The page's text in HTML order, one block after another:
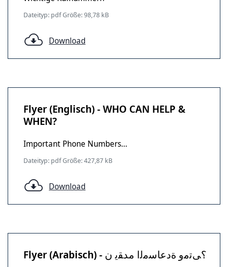
Dateityp: pdf Größe: 98,78 kB
Download
Flyer (Englisch) - WHO CAN HELP &
WHEN?
Important Phone Numbers...
Dateityp: pdf Größe: 427,87 kB
Download
Flyer (Arabisch) - ؟ﻰﺗﻣو ةدﻋﺎﺳﻣﻟا مدﻘﯾ ن